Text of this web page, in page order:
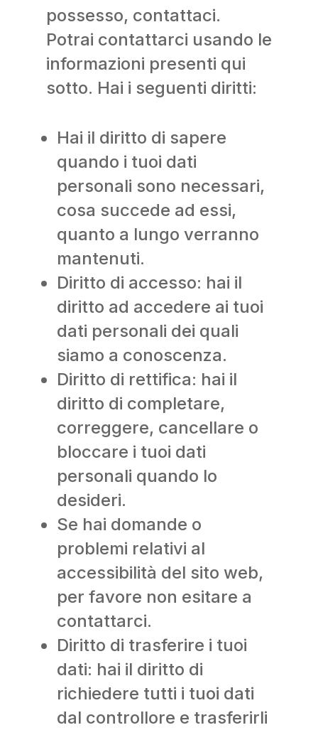
possesso, contattaci.
Potrai contattarci usando le
informazioni presenti qui
sotto. Hai i seguenti diritti:
Hai il diritto di sapere
quando i tuoi dati
personali sono necessari,
cosa succede ad essi,
quanto a lungo verranno
mantenuti.
Diritto di accesso: hai il
diritto ad accedere ai tuoi
dati personali dei quali
siamo a conoscenza.
Diritto di rettifica: hai il
diritto di completare,
correggere, cancellare o
bloccare i tuoi dati
personali quando lo
desideri.
Se hai domande o
problemi relativi al
accessibilità del sito web,
per favore non esitare a
contattarci.
Diritto di trasferire i tuoi
dati: hai il diritto di
richiedere tutti i tuoi dati
dal controllore e trasferirli